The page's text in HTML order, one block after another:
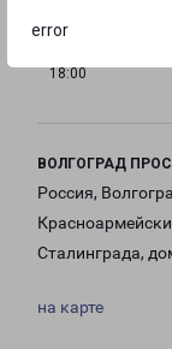
error
18:00
ВОЛГОГРАД
Россия,
Сталинграда,
на карте